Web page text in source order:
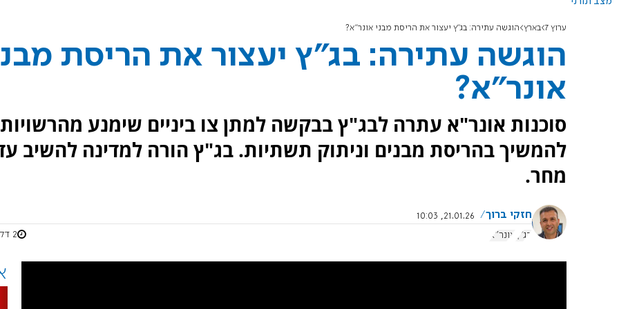
ערוץ 7 בארץ הוגשה עתירה: בג"ץ יעצור את הריסת מבני אונר"א?
הוגשה עתירה: בג"ץ יעצור את הריסת
אונר"א?
סוכנות אונר"א עתרה לבג"ץ בבקשה למתן צו ביניים שימנע מהרשויות
להמשיך בהריסת מבנים וניתוק תשתיות. בג"ץ הורה למדינה להשיב
מחר.
חזקי ברוך
21.01.26, 10:03
בג"ץ אונר"א 2 דקות